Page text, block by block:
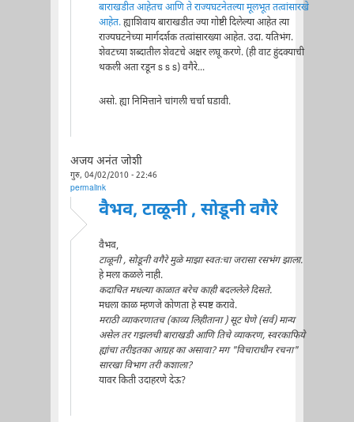
बाराखडीत आहेतच आणि ते राज्यघटनेतल्या मूलभूत तत्वांसारखे
आहेत.ह्याशिवाय बाराखडीत ज्या गोष्टी दिलेल्या आहेत त्या
राज्यघटनेच्या मार्गदर्शक तत्वांसारख्या आहेत. उदा. यतिभंग.
शेवटच्या शब्दातील शेवटचे अक्षर लघू करणे. (ही वाट हुंदक्याची
थकली अता रडून s s s) वगैरे...
असो. ह्या निमित्ताने चांगली चर्चा घडावी.
अजय अनंत जोशी
गुरु, 04/02/2010 - 22:46
permalink
वैभव, टाळूनी , सोडूनी वगैरे
वैभव,
टाळूनी , सोडूनी वगैरे मुळे माझा स्वतःचा जरासा रसभंग झाला.
हे मला कळले नाही.
कदाचित मधल्या काळात बरेच काही बदललेले दिसते.
मधला काळ म्हणजे कोणता हे स्पष्ट करावे.
मराठी व्याकरणातच (काव्य लिहीताना ) सूट घेणे (सर्व) मान्य
असेल तर गझलची बाराखडी आणि तिचे व्याकरण, स्वरकाफिये
ह्यांचा तरीइतका आग्रह का असावा? मग "विचाराधीन रचना"
सारखा विभाग तरी कशाला?
यावर किती उदाहरणे देऊ?